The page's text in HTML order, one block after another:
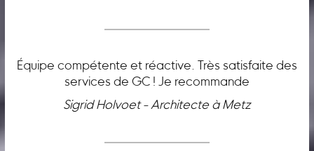
Équipe compétente et réactive. Très satisfaite des
services de GC ! Je recommande
Sigrid Holvoet - Architecte à Metz